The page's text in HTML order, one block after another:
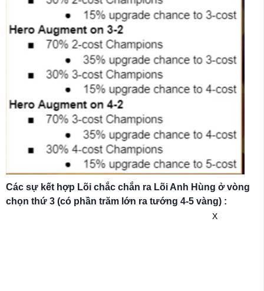
Các sự kết hợp Lõi chắc chắn ra Lõi Anh Hùng ở vòng
chọn thứ 3 (có phần trăm lớn ra tướng 4-5 vàng) :
X